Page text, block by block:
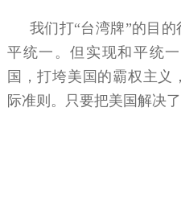
我们打“台湾牌”的目
平统一。但实现和平统
国，打垮美国的霸权主义
际准则。只要把美国解决